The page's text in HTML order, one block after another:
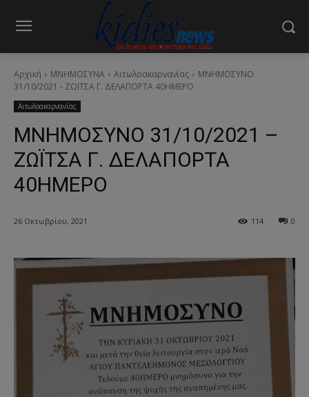
Αρχική ΜΝΗΜΟΣΥΝΑ Αιτωλοακαρνανίας
ΜΝΗΜΟΣΥΝΟ
31/10/2021 - ΖΩΪΤΣΑ Γ. ΔΕΛΑΠΟΡΤΑ 40ΗΜΕΡΟ
Αιτωλοακαρνανίας
ΜΝΗΜΟΣΥΝΟ 31/10/2021 –
ΖΩΪΤΣΑ Γ. ΔΕΛΑΠΟΡΤΑ
40ΗΜΕΡΟ
26 Οκτωβρίου, 2021 0
114